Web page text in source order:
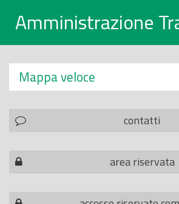
Amministrazione
Mappa veloce
contatti
area riservata